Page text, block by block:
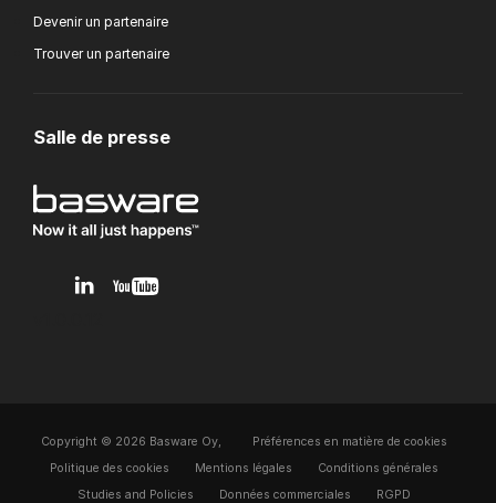
Devenir un partenaire
Trouver un partenaire
Salle de presse
Copyright © 2026 Basware Oy,
Préférences en matière de cookies
Politique des cookies
Mentions légales
Conditions générales
Studies and Policies
Données commerciales RGPD